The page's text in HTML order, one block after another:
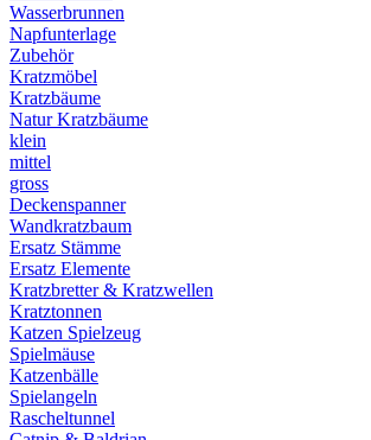
Wasserbrunnen
Napfunterlage
Zubehör
Kratzmöbel
Kratzbäume
Natur Kratzbäume
klein
mittel
gross
Deckenspanner
Wandkratzbaum
Ersatz Stämme
Ersatz Elemente
Kratzbretter & Kratzwellen
Kratztonnen
Katzen Spielzeug
Spielmäuse
Katzenbälle
Spielangeln
Rascheltunnel